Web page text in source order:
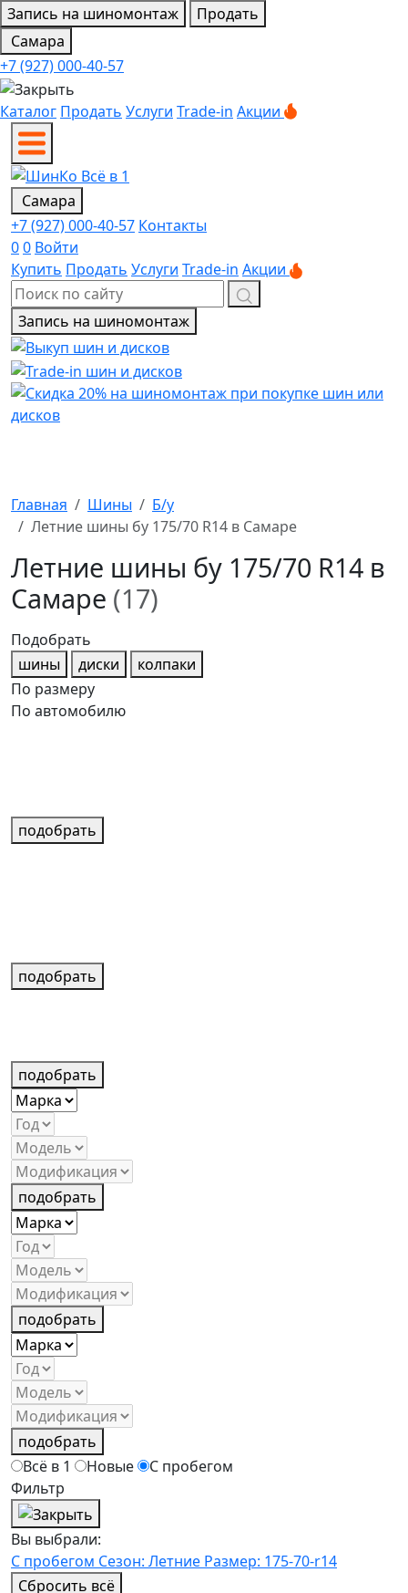
Запись на шиномонтаж
Продать
Самара
+7 (927) 000-40-57
Каталог Продать Услуги Trade-in Акции
Самара
+7 (927) 000-40-57 Контакты
00 Войти
Купить Продать Услуги Trade-in Акции
Запись на шиномонтаж
Главная Шины
Б/у
Летние шины бу 175/70 R14 в Самаре
Летние шины бу 175/70 R14 в
Самаре (17)
Подобрать
шины
диски
колпаки
По размеру
По автомобилю
подобрать
подобрать
подобрать
подобрать
подобрать
подобрать
Всё в 1
Новые
С пробегом
Фильтр
Вы выбрали:
С пробегом Сезон: Летние Размер: 175-70-r14
Сбросить всё